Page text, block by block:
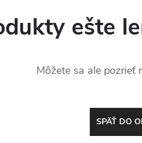
ešte
Môžete sa ale pozrieť
SPÄŤ DO